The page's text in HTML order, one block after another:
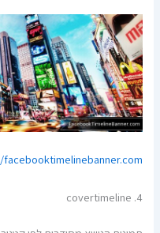
4. covertimeline